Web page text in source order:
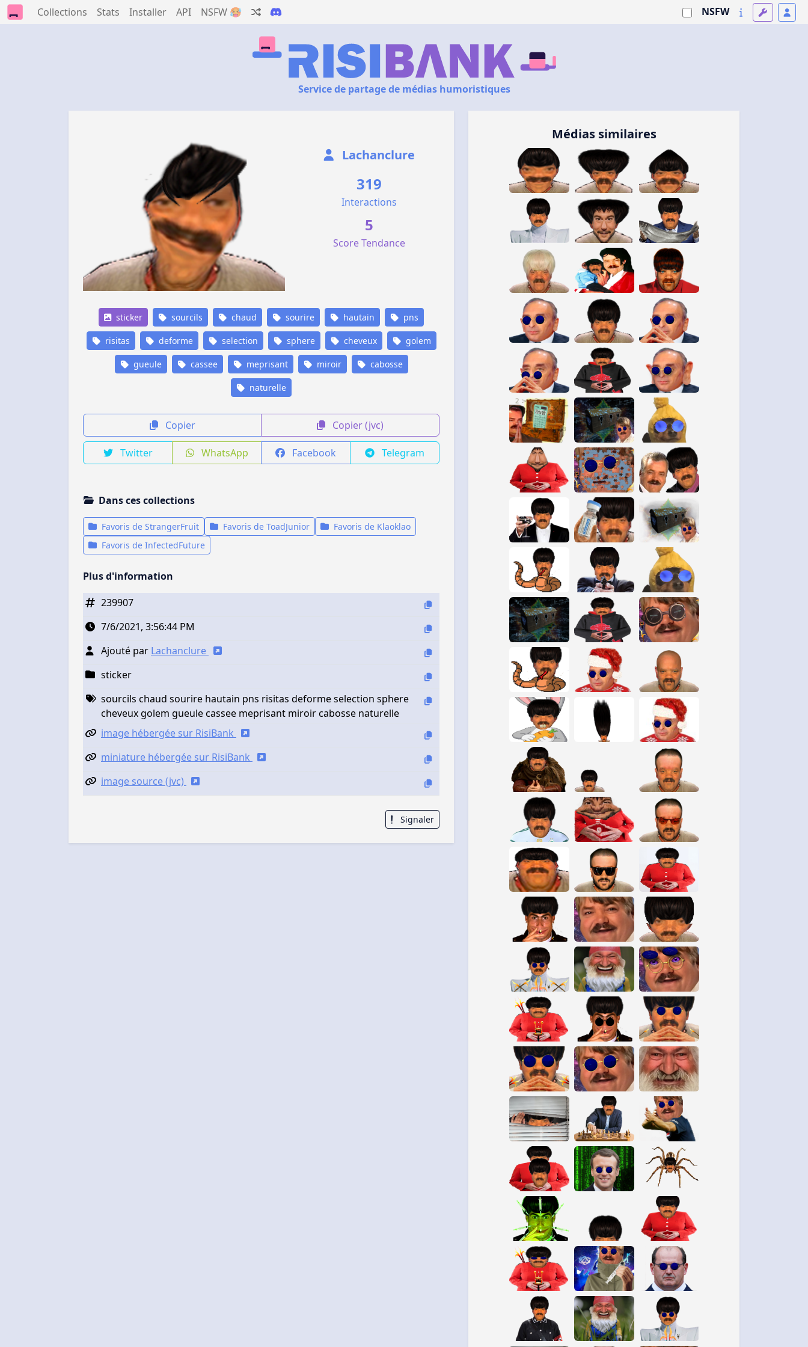
Collections Stats Installer API NSFW 🥵 NSFW
Service de partage de médias humoristiques
Lachanclure
319
Interactions
5
Score Tendance
sticker sourcils chaud sourire hautain pns
risitas deforme selection sphere cheveux golem
gueule cassee meprisant miroir cabosse
naturelle
Copier Copier (jvc)
Twitter WhatsApp Facebook Telegram
Dans ces collections
Favoris de StrangerFruit Favoris de ToadJunior
Favoris de Klaoklao
Favoris de InfectedFuture
Plus d'information
239907
7/6/2021, 3:56:44 PM
Ajouté par Lachanclure
sticker
sourcils chaud sourire hautain pns risitas deforme selection sphere
cheveux golem gueule cassee meprisant miroir cabosse naturelle
image hébergée sur RisiBank
miniature hébergée sur RisiBank
image source (jvc)
Signaler
Médias similaires